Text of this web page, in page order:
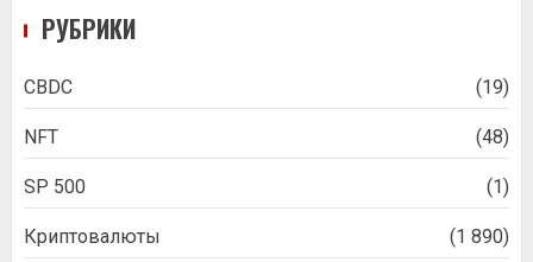
РУБРИКИ
CBDC (19)
NFT (48)
SP 500 (1)
Криптовалюты (1 890)